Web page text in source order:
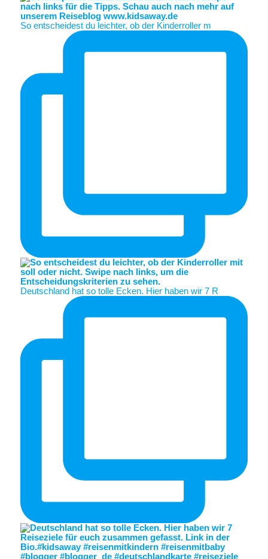
So entscheidest du leichter, ob der Kinderroller m
Deutschland hat so tolle Ecken. Hier haben wir 7 R